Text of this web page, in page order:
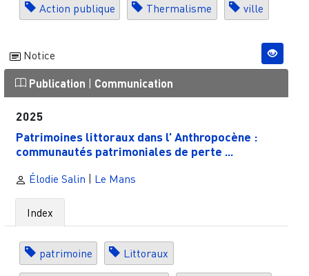
Action publique Thermalisme ville
Notice
Publication | Communication
2025
Patrimoines littoraux dans l’ Anthropocène :
communautés patrimoniales de perte ...
Élodie Salin | Le Mans
Index
patrimoine Littoraux